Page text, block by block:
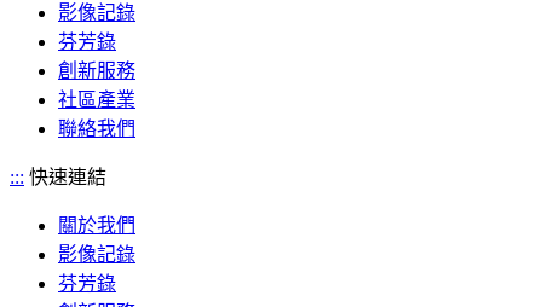
影像記錄
芬芳錄
創新服務
社區產業
聯絡我們
::: 快速連結
關於我們
影像記錄
芬芳錄